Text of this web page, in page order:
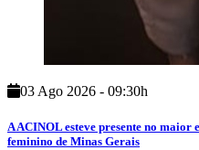
03 Ago 2026 - 09:30h
A ACINOL esteve presente no maior
feminino de Minas Gerais